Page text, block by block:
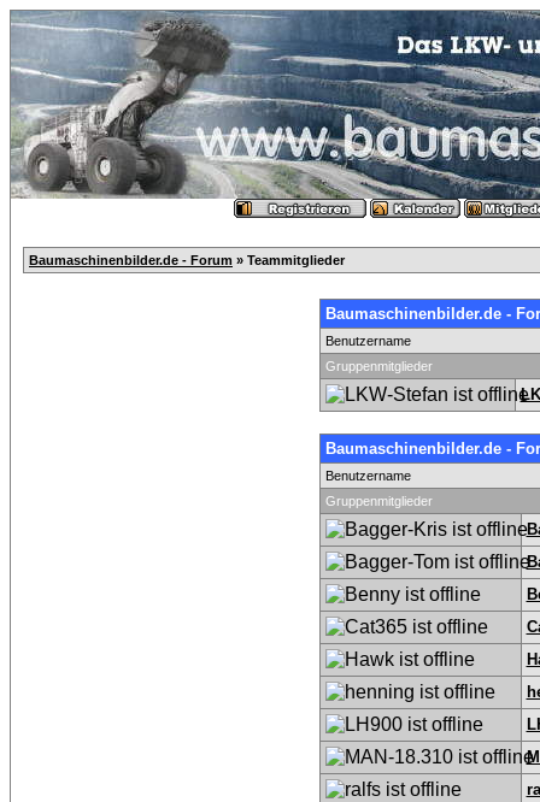
Baumaschinenbilder.de - Forum » Teammitglieder
Baumaschinenbilder.de -
Benutzername
Gruppenmitglieder
Baumaschinenbilder.de -
Benutzername
Gruppenmitglieder